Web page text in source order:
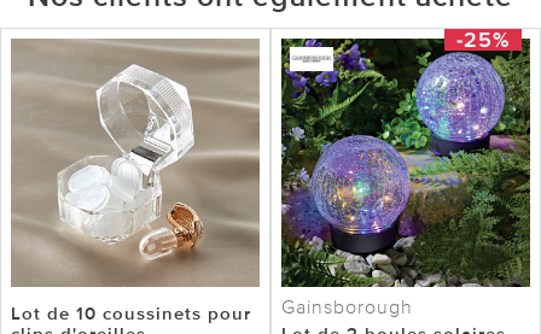
Lot de 10 coussinets pour
-25%
Gainsborough